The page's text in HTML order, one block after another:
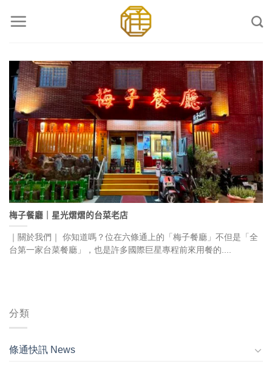
分類
條通快訊 News
梅子餐廳｜星光熠熠的台菜老店
｜關於我們｜ 你知道嗎？位在六條通上的「梅子餐廳」不但是「全
台第一家台菜餐廳」，也是許多國際巨星專程前來用餐的....